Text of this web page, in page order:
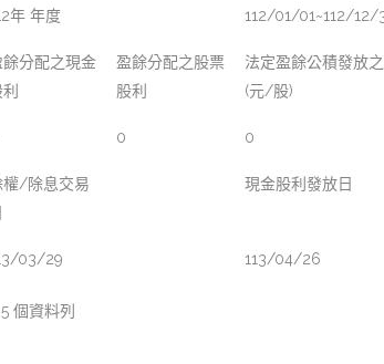
年 年度 112/01/01~112/12/
餘分配之現金
盈餘分配之股票
股利
法定盈餘公積發放
(元/股)
0 0
權/除息交易
現金股利發放日
03/29 113/04/26
個資料列